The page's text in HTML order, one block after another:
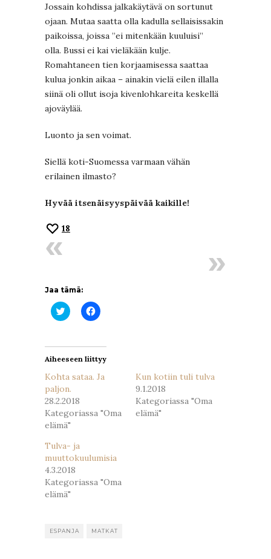
Jossain kohdissa jalkakäytävä on sortunut
ojaan. Mutaa saatta olla kadulla sellaisissakin
paikoissa, joissa ”ei mitenkään kuuluisi”
olla. Bussi ei kai vieläkään kulje.
Romahtaneen tien korjaamisessa saattaa
kulua jonkin aikaa – ainakin vielä eilen illalla
siinä oli ollut isoja kivenlohkareita keskellä
ajoväylää.
Luonto ja sen voimat.
Siellä koti-Suomessa varmaan vähän
erilainen ilmasto?
Hyvää itsenäisyyspäivää kaikille!
18
Jaa tämä:
Jaa
Twitterissä(Avautuu
Jaa
Facebookissa(Avautuu
Aiheeseen liittyy
Kohta sataa. Ja
paljon.
28.2.2018
Kategoriassa "Oma
elämä"
Kun kotiin tuli tulva
9.1.2018
Kategoriassa "Oma
elämä"
Tulva- ja
muuttokuulumisia
4.3.2018
Kategoriassa "Oma
elämä"
ESPANJA MATKAT